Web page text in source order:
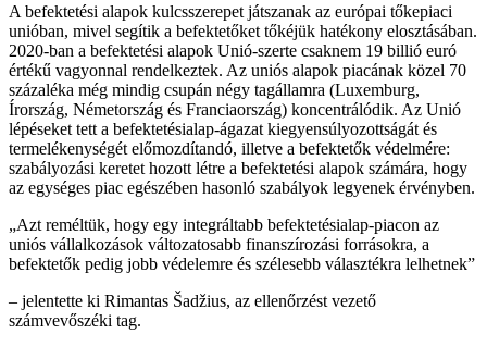
A befektetési alapok kulcsszerepet játszanak az európai tőkepiaci
unióban, mivel segítik a befektetőket tőkéjük hatékony elosztásában.
2020-ban a befektetési alapok Unió-szerte csaknem 19 billió euró
értékű vagyonnal rendelkeztek. Az uniós alapok piacának közel 70
százaléka még mindig csupán négy tagállamra (Luxemburg,
Írország, Németország és Franciaország) koncentrálódik. Az Unió
lépéseket tett a befektetésialap-ágazat kiegyensúlyozottságát és
termelékenységét előmozdítandó, illetve a befektetők védelmére:
szabályozási keretet hozott létre a befektetési alapok számára, hogy
az egységes piac egészében hasonló szabályok legyenek érvényben.
Azt reméltük, hogy egy integráltabb befektetésialap-piacon az
uniós vállalkozások változatosabb finanszírozási forrásokra, a
befektetők pedig jobb védelemre és szélesebb választékra lelhetnek
– jelentette ki Rimantas Šadžius, az ellenőrzést vezető
számvevőszéki tag.